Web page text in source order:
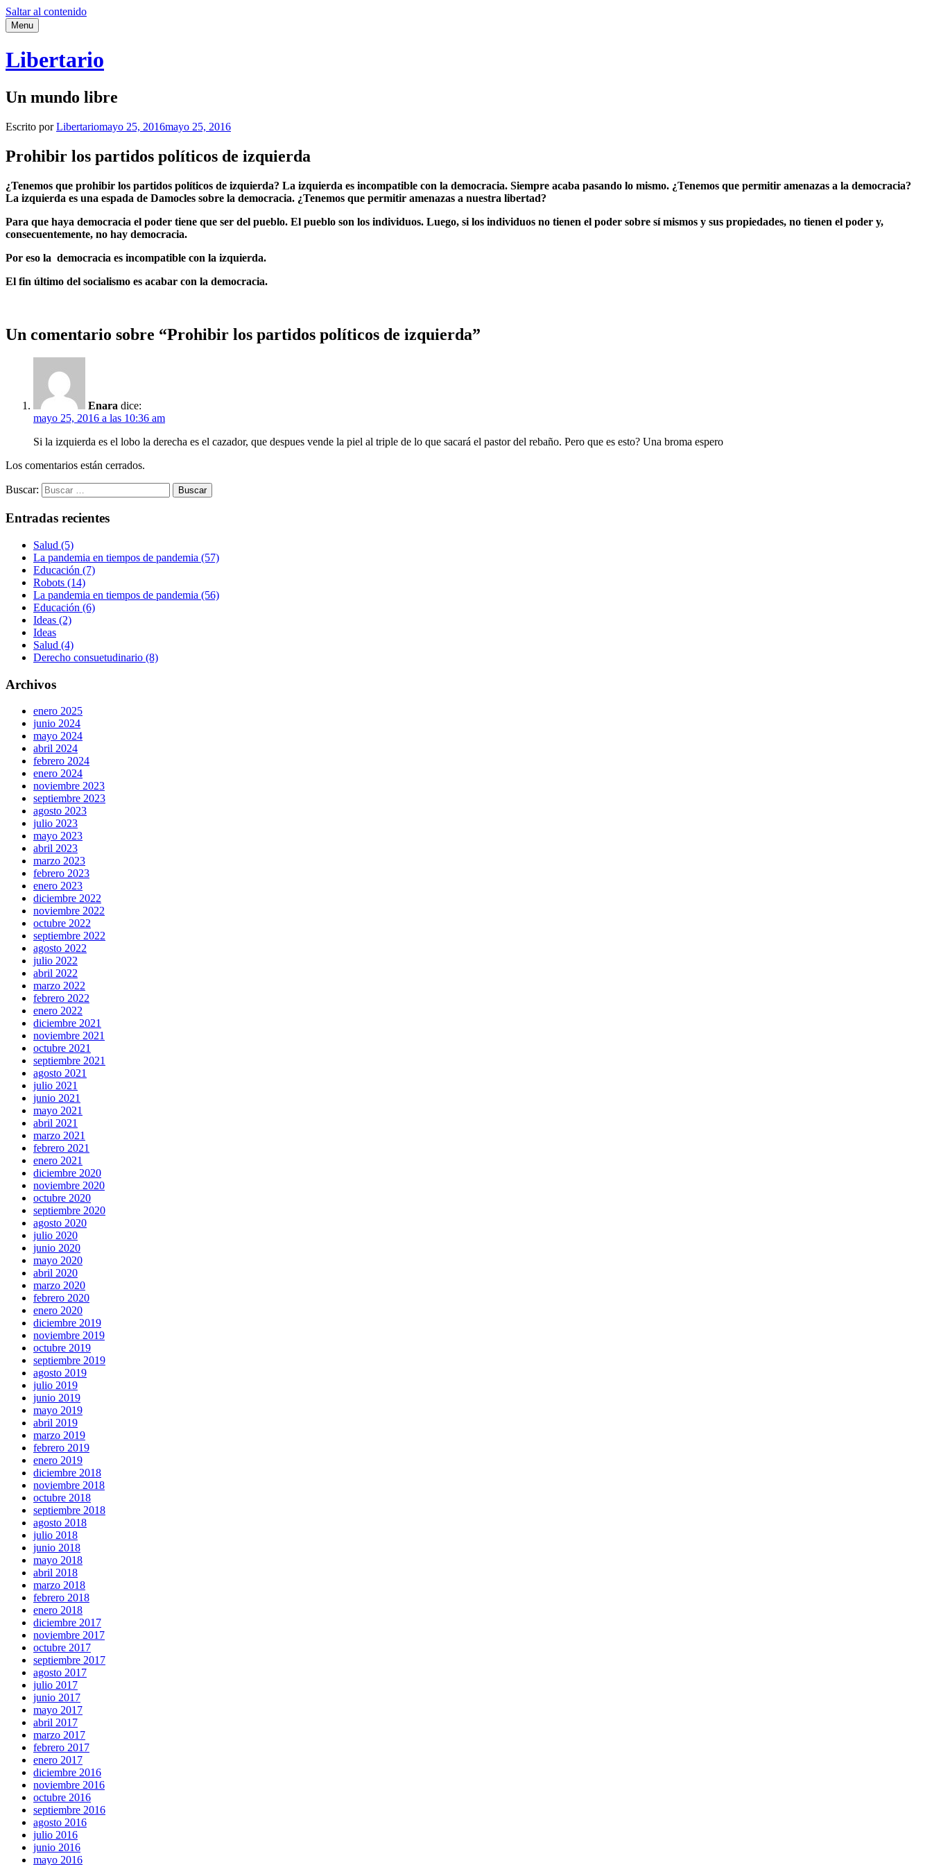
Saltar al contenido
Menu
Libertario
Un mundo libre
Escrito porLibertariomayo 25, 2016mayo 25, 2016
Prohibir los partidos políticos de izquierda
¿Tenemos que prohibir los partidos políticos de izquierda? La izquierda es incompatible con la democracia. Siempre acaba pasando lo mismo. ¿Tenemos que permitir amenazas a la democracia?
La izquierda es una espada de Damocles sobre la democracia. ¿Tenemos que permitir amenazas a nuestra libertad?
Para que haya democracia el poder tiene que ser del pueblo. El pueblo son los individuos. Luego, si los individuos no tienen el poder sobre sí mismos y sus propiedades, no tienen el poder y,
consecuentemente, no hay democracia.
Por eso la democracia es incompatible con la izquierda.
El fin último del socialismo es acabar con la democracia.
Un comentario sobre “Prohibir los partidos políticos de izquierda”
Enara dice:
mayo 25, 2016 a las 10:36 am
Si la izquierda es el lobo la derecha es el cazador, que despues vende la piel al triple de lo que sacará el pastor del rebaño. Pero que es esto? Una broma espero
Los comentarios están cerrados.
Buscar:
Entradas recientes
Salud (5)
La pandemia en tiempos de pandemia (57)
Educación (7)
Robots (14)
La pandemia en tiempos de pandemia (56)
Educación (6)
Ideas (2)
Ideas
Salud (4)
Derecho consuetudinario (8)
Archivos
enero 2025
junio 2024
mayo 2024
abril 2024
febrero 2024
enero 2024
noviembre 2023
septiembre 2023
agosto 2023
julio 2023
mayo 2023
abril 2023
marzo 2023
febrero 2023
enero 2023
diciembre 2022
noviembre 2022
octubre 2022
septiembre 2022
agosto 2022
julio 2022
abril 2022
marzo 2022
febrero 2022
enero 2022
diciembre 2021
noviembre 2021
octubre 2021
septiembre 2021
agosto 2021
julio 2021
junio 2021
mayo 2021
abril 2021
marzo 2021
febrero 2021
enero 2021
diciembre 2020
noviembre 2020
octubre 2020
septiembre 2020
agosto 2020
julio 2020
junio 2020
mayo 2020
abril 2020
marzo 2020
febrero 2020
enero 2020
diciembre 2019
noviembre 2019
octubre 2019
septiembre 2019
agosto 2019
julio 2019
junio 2019
mayo 2019
abril 2019
marzo 2019
febrero 2019
enero 2019
diciembre 2018
noviembre 2018
octubre 2018
septiembre 2018
agosto 2018
julio 2018
junio 2018
mayo 2018
abril 2018
marzo 2018
febrero 2018
enero 2018
diciembre 2017
noviembre 2017
octubre 2017
septiembre 2017
agosto 2017
julio 2017
junio 2017
mayo 2017
abril 2017
marzo 2017
febrero 2017
enero 2017
diciembre 2016
noviembre 2016
octubre 2016
septiembre 2016
agosto 2016
julio 2016
junio 2016
mayo 2016